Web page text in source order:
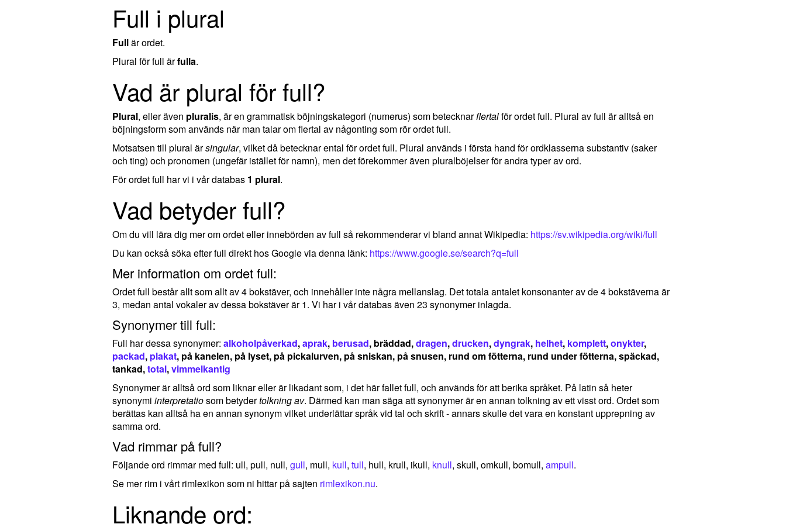
Full i plural
Fullär ordet.
Plural för full ärfulla.
Vad är plural för full?
Plural, eller även pluralis, är en grammatisk böjningskategori (numerus) som betecknarflertalför ordet full. Plural av full är alltså en
böjningsform som används när man talar om flertal av någonting som rör ordet full.
Motsatsen till plural ärsingular, vilket då betecknar ental för ordet full. Plural används i första hand för ordklasserna substantiv (saker
och ting) och pronomen (ungefär istället för namn), men det förekommer även pluralböjelser för andra typer av ord.
För ordet full har vi i vår databas 1 plural.
Vad betyder full?
Om du vill lära dig mer om ordet eller innebörden av full så rekommenderar vi bland annat Wikipedia: https://sv.wikipedia.org/wiki/full
Du kan också söka efter full direkt hos Google via denna länk: https://www.google.se/search?q=full
Mer information om ordet full:
Ordet full består allt som allt av 4 bokstäver, och innehåller inte några mellanslag. Det totala antalet konsonanter av de 4 bokstäverna är
3, medan antal vokaler av dessa bokstäver är 1. Vi har i vår databas även 23 synonymer inlagda.
Synonymer till full:
Full har dessa synonymer: alkoholpåverkad,aprak, berusad, bräddad,dragen,drucken,dyngrak, helhet, komplett,onykter,
packad, plakat, på kanelen, på lyset, på pickalurven, på sniskan, på snusen, rund om fötterna, rund under fötterna, späckad,
tankad,total,vimmelkantig
Synonymer är alltså ord som liknar eller är likadant som, i det här fallet full, och används för att berika språket. På latin så heter
synonymi interpretatiosom betydertolkning av. Därmed kan man säga att synonymer är en annan tolkning av ett visst ord. Ordet som
berättas kan alltså ha en annan synonym vilket underlättar språk vid tal och skrift - annars skulle det vara en konstant upprepning av
samma ord.
Vad rimmar på full?
Följande ord rimmar med full: ull, pull, null, gull, mull, kull, tull, hull, krull, ikull, knull, skull, omkull, bomull, ampull.
Se mer rim i vårt rimlexikon som ni hittar på sajten rimlexikon.nu.
Liknande ord: